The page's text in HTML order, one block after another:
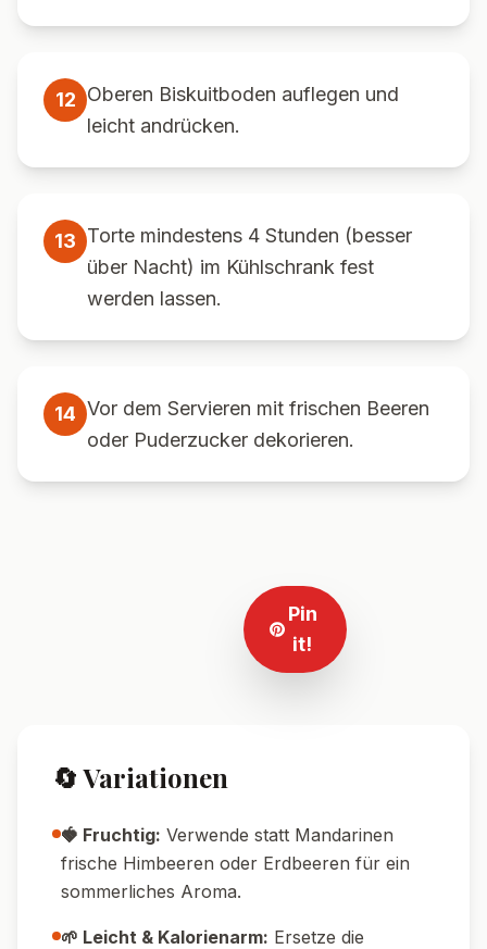
12 Oberen Biskuitboden auflegen und
leicht andrücken.
13 Torte mindestens 4 Stunden (besser
über Nacht) im Kühlschrank fest
werden lassen.
14 Vor dem Servieren mit frischen Beeren
oder Puderzucker dekorieren.
Pin
it!
🔄 Variationen
🍓 Fruchtig: Verwende statt Mandarinen
frische Himbeeren oder Erdbeeren für ein
sommerliches Aroma.
🌱 Leicht & Kalorienarm: Ersetze die